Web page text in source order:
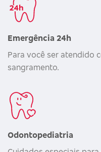
Emergência 24h
Para você ser atendido
sangramento.
Odontopediatria